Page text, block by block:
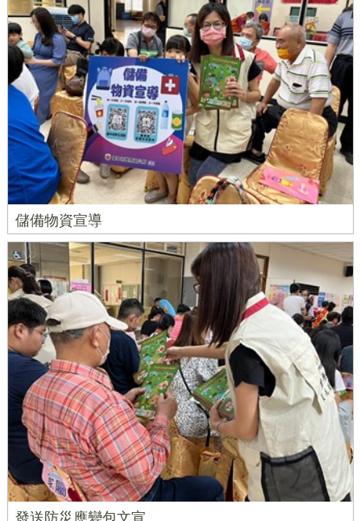
儲備物資宣導